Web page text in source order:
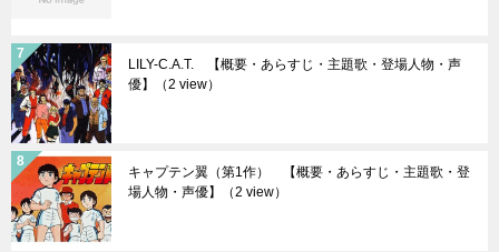
LILY-C.A.T. 【概要・あらすじ・主題歌・登場人物・声
優】
（2 view）
キャプテン翼（第1作） 【概要・あらすじ・主題歌・登
場人物・声優】
（2 view）